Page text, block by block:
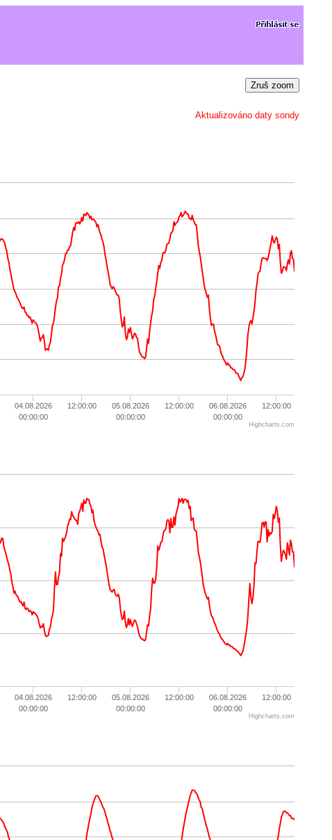
Zruš zoom
Aktualizováno daty sondy
04.08.2026
00:00:00
12:00:00
05.08.2026
00:00:00
12:00:00
06.08.2026
00:00:00
12:00:00
Highcharts.com
04.08.2026
00:00:00
12:00:00
05.08.2026
00:00:00
12:00:00
06.08.2026
00:00:00
12:00:00
Highcharts.com